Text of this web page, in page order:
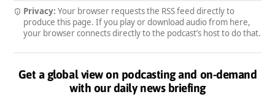
Privacy: Your browser requests the RSS feed directly to
produce this page. If you play or download audio from here,
your browser connects directly to the podcast’s host to do that.
Get a global view on podcasting and on-demand
with our daily news briefing